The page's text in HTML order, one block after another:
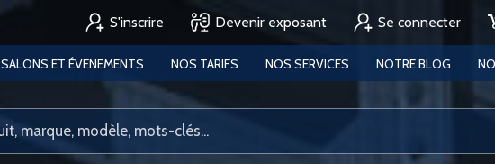
S'inscrire Devenir exposant Se connecter
SALONS ET ÉVENEMENTS NOS TARIFS NOS SERVICES NOTRE BLOG